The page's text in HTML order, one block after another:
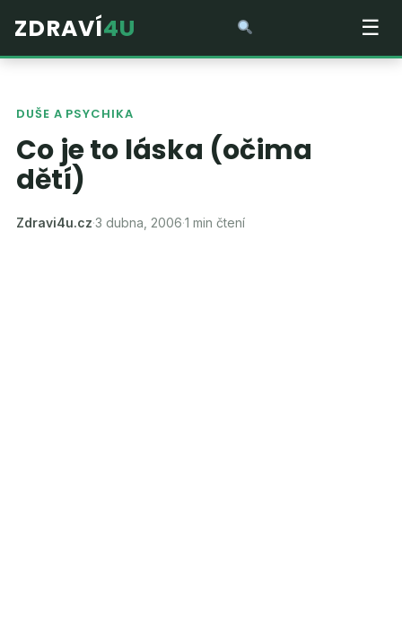
ZDRAVÍ4U ☰
DUŠE A PSYCHIKA
Co je to láska (očima
dětí)
Zdravi4u.cz·3 dubna, 2006·1 min čtení